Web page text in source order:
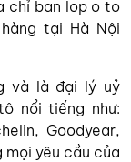
chỉ ban lop o to
tại Hà Nội
và là đại lý uỷ
nổi tiếng như:
Goodyear,
mọi yêu cầu của